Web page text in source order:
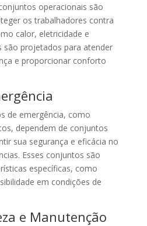
operacionais são
os trabalhadores contra
calor, eletricidade e
são projetados para atender
e proporcionar conforto
de emergência, como
dependem de conjuntos
sua segurança e eficácia no
Esses conjuntos são
específicas, como
em condições de
e Manutenção